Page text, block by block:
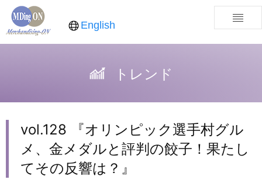
English
トレンド
vol.128 『オリンピック選手村グル
メ、金メダルと評判の餃子！果たし
てその反響は？』